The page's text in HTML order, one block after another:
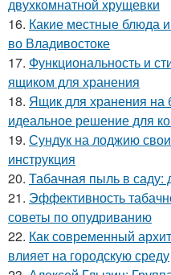
двухкомнатной хрущевки
16. Какие местные блюда
во Владивостоке
17. Функциональность и
ящиком для хранения
18. Ящик для хранения на
идеальное решение для
19. Сундук на лоджию
инструкция
20. Табачная пыль в саду:
21. Эффективность
советы по опудриванию
22. Как современный
влияет на городскую среду